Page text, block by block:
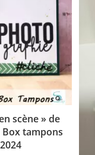
scène » de
Box tampons